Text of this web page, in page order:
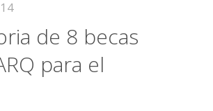
de 8 becas
para el